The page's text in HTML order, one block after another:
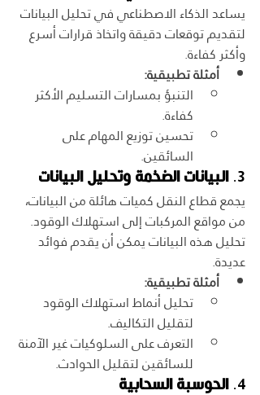
يساعد الذكاء الاصطناعي في تحليل البيانات
لتقديم توقعات دقيقة واتخاذ قرارات أسرع
وأكثر كفاءة.
أمثلة تطبيقية:
التنبؤ بمسارات التسليم الأكثر
كفاءة.
تحسين توزيع المهام على
السائقين.
3. البيانات الضخمة وتحليل البيانات
يجمع قطاع النقل كميات هائلة من البيانات،
من مواقع المركبات إلى استهلاك الوقود.
تحليل هذه البيانات يمكن أن يقدم فوائد
عديدة.
أمثلة تطبيقية:
تحليل أنماط استهلاك الوقود
لتقليل التكاليف.
التعرف على السلوكيات غير الآمنة
للسائقين لتقليل الحوادث.
4. الحوسبة السحابية